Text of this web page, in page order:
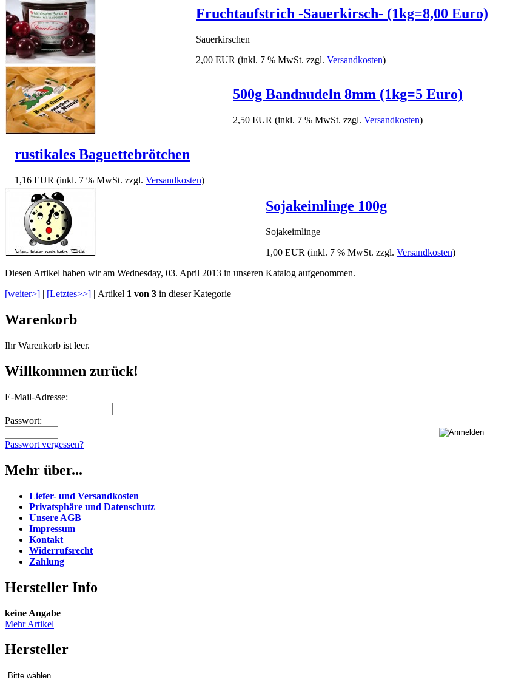
Fruchtaufstrich -Sauerkirsch- (1kg=8,00 Euro)
Sauerkirschen
2,00 EUR (inkl. 7 % MwSt. zzgl. Versandkosten)
500g Bandnudeln 8mm (1kg=5 Euro)
2,50 EUR (inkl. 7 % MwSt. zzgl. Versandkosten)
rustikales Baguettebrötchen
1,16 EUR (inkl. 7 % MwSt. zzgl. Versandkosten)
Sojakeimlinge 100g
Sojakeimlinge
1,00 EUR (inkl. 7 % MwSt. zzgl. Versandkosten)
Diesen Artikel haben wir am Wednesday, 03. April 2013 in unseren Katalog aufgenommen.
[weiter>] | [Letztes>>] | Artikel 1 von 3 in dieser Kategorie
Warenkorb
Ihr Warenkorb ist leer.
Willkommen zurück!
E-Mail-Adresse:
Passwort:
Passwort vergessen?
Mehr über...
Liefer- und Versandkosten
Privatsphäre und Datenschutz
Unsere AGB
Impressum
Kontakt
Widerrufsrecht
Zahlung
Hersteller Info
keine Angabe
Mehr Artikel
Hersteller